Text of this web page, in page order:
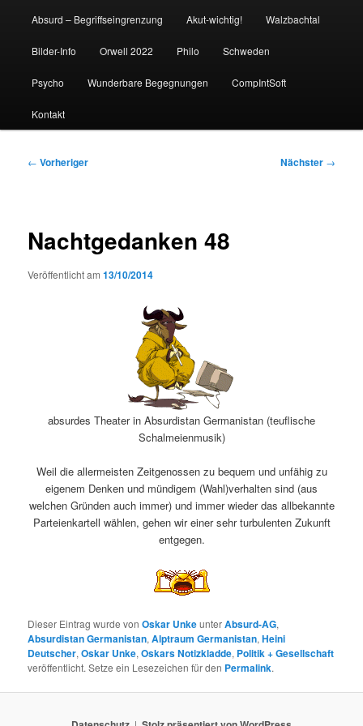
Absurd – Begriffseingrenzung Akut-wichtig! Walzbachtal
Bilder-Info Orwell 2022 Philo Schweden
Psycho Wunderbare Begegnungen CompIntSoft
Kontakt
Beitragsnavigation
← Vorheriger Nächster →
Nachtgedanken 48
Veröffentlicht am13/10/2014
absurdes Theater in Absurdistan Germanistan (teuflische
Schalmeienmusik)
Weil die allermeisten Zeitgenossen zu bequem und unfähig zu
eigenem Denken und mündigem (Wahl)verhalten sind (aus
welchen Gründen auch immer) und immer wieder das allbekannte
Parteienkartell wählen, gehen wir einer sehr turbulenten Zukunft
entgegen.
Dieser Eintrag wurde vonOskar UnkeunterAbsurd-AG,
Absurdistan Germanistan,Alptraum Germanistan,Heini
Deutscher,Oskar Unke,Oskars Notizkladde, Politik + Gesellschaft
veröffentlicht. Setze ein Lesezeichen für den Permalink.